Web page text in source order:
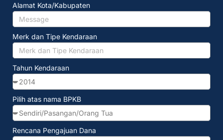
Alamat Kota/Kabupaten
Merk dan Tipe Kendaraan
Tahun Kendaraan
Pilih atas nama BPKB
Rencana Pengajuan Dana